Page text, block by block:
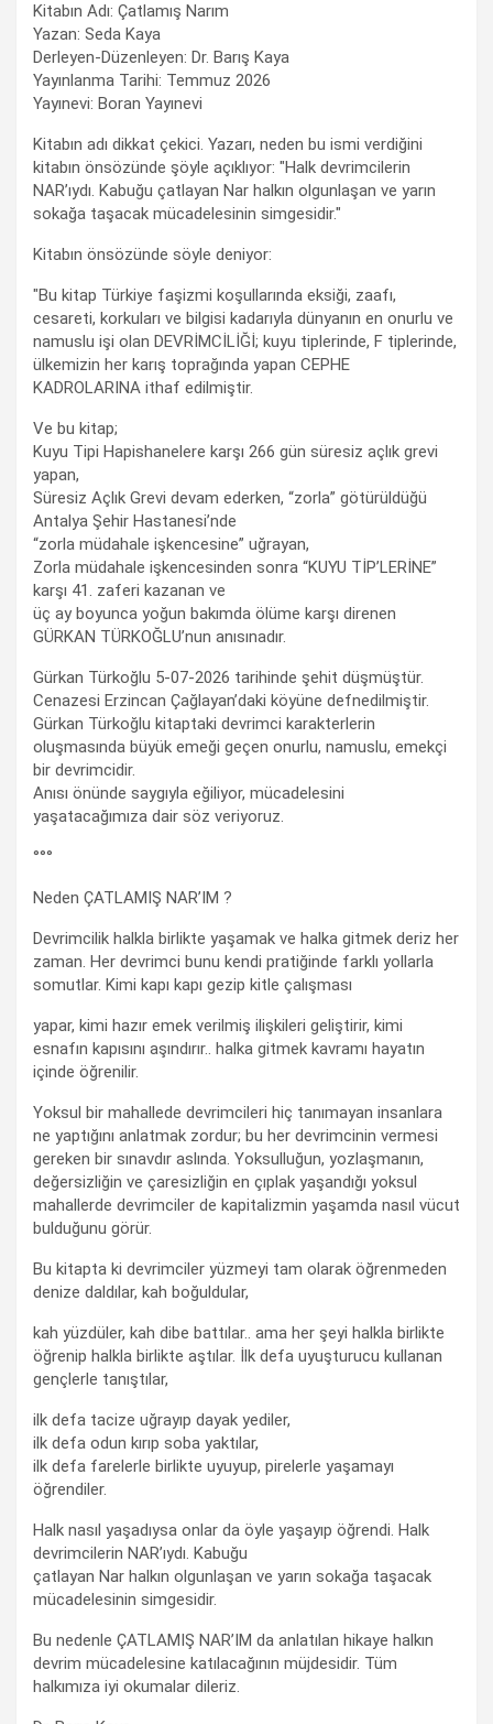
Kitabın Adı: Çatlamış Narım
Yazan: Seda Kaya
Derleyen-Düzenleyen: Dr. Barış Kaya
Yayınlanma Tarihi: Temmuz 2026
Yayınevi: Boran Yayınevi
Kitabın adı dikkat çekici. Yazarı, neden bu ismi verdiğini
kitabın önsözünde şöyle açıklıyor: "Halk devrimcilerin
NAR’ıydı. Kabuğu çatlayan Nar halkın olgunlaşan ve yarın
sokağa taşacak mücadelesinin simgesidir."
Kitabın önsözünde söyle deniyor:
"Bu kitap Türkiye faşizmi koşullarında eksiği, zaafı,
cesareti, korkuları ve bilgisi kadarıyla dünyanın en onurlu ve
namuslu işi olan DEVRİMCİLİĞİ; kuyu tiplerinde, F tiplerinde,
ülkemizin her karış toprağında yapan CEPHE
KADROLARINA ithaf edilmiştir.
Ve bu kitap;
Kuyu Tipi Hapishanelere karşı 266 gün süresiz açlık grevi
yapan,
Süresiz Açlık Grevi devam ederken, “zorla” götürüldüğü
Antalya Şehir Hastanesi’nde
“zorla müdahale işkencesine” uğrayan,
Zorla müdahale işkencesinden sonra “KUYU TİP’LERİNE”
karşı 41. zaferi kazanan ve
üç ay boyunca yoğun bakımda ölüme karşı direnen
GÜRKAN TÜRKOĞLU’nun anısınadır.
Gürkan Türkoğlu 5-07-2026 tarihinde şehit düşmüştür.
Cenazesi Erzincan Çağlayan’daki köyüne defnedilmiştir.
Gürkan Türkoğlu kitaptaki devrimci karakterlerin
oluşmasında büyük emeği geçen onurlu, namuslu, emekçi
bir devrimcidir.
Anısı önünde saygıyla eğiliyor, mücadelesini
yaşatacağımıza dair söz veriyoruz.
°°°
Neden ÇATLAMIŞ NAR’IM ?
Devrimcilik halkla birlikte yaşamak ve halka gitmek deriz her
zaman. Her devrimci bunu kendi pratiğinde farklı yollarla
somutlar. Kimi kapı kapı gezip kitle çalışması
yapar, kimi hazır emek verilmiş ilişkileri geliştirir, kimi
esnafın kapısını aşındırır.. halka gitmek kavramı hayatın
içinde öğrenilir.
Yoksul bir mahallede devrimcileri hiç tanımayan insanlara
ne yaptığını anlatmak zordur; bu her devrimcinin vermesi
gereken bir sınavdır aslında. Yoksulluğun, yozlaşmanın,
değersizliğin ve çaresizliğin en çıplak yaşandığı yoksul
mahallerde devrimciler de kapitalizmin yaşamda nasıl vücut
bulduğunu görür.
Bu kitapta ki devrimciler yüzmeyi tam olarak öğrenmeden
denize daldılar, kah boğuldular,
kah yüzdüler, kah dibe battılar.. ama her şeyi halkla birlikte
öğrenip halkla birlikte aştılar. İlk defa uyuşturucu kullanan
gençlerle tanıştılar,
ilk defa tacize uğrayıp dayak yediler,
ilk defa odun kırıp soba yaktılar,
ilk defa farelerle birlikte uyuyup, pirelerle yaşamayı
öğrendiler.
Halk nasıl yaşadıysa onlar da öyle yaşayıp öğrendi. Halk
devrimcilerin NAR’ıydı. Kabuğu
çatlayan Nar halkın olgunlaşan ve yarın sokağa taşacak
mücadelesinin simgesidir.
Bu nedenle ÇATLAMIŞ NAR’IM da anlatılan hikaye halkın
devrim mücadelesine katılacağının müjdesidir. Tüm
halkımıza iyi okumalar dileriz.